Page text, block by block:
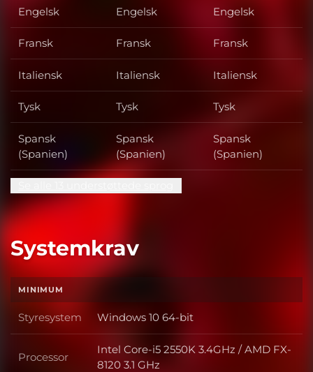
Engelsk Engelsk Engelsk
Fransk Fransk Fransk
Italiensk Italiensk Italiensk
Tysk Tysk Tysk
Spansk
(Spanien)
Spansk
(Spanien)
Spansk
(Spanien)
Systemkrav
MINIMUM
Styresystem Styresystem
Windows 10 64-bit
Processor Processor
Intel Core-i5 2550K 3.4GHz / AMD FX-
8120 3.1 GHz